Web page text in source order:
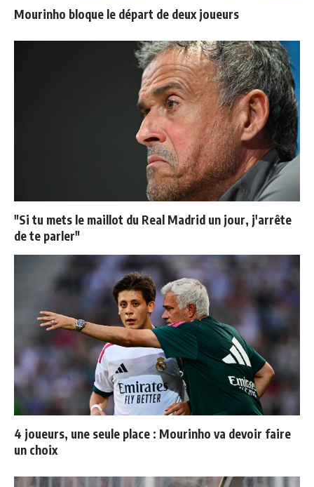
Mourinho bloque le départ de deux joueurs
"Si tu mets le maillot du Real Madrid un jour, j'arrête
de te parler"
4 joueurs, une seule place : Mourinho va devoir faire
un choix